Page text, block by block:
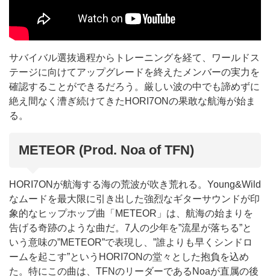
サバイバル選抜過程からトレーニングを経て、ワールドス
テージに向けてアップグレードを終えたメンバーの実力を
確認することができるだろう。厳しい波の中でも諦めずに
絶え間なく漕ぎ続けてきたHORI7ONの果敢な航海が始ま
る。
METEOR (Prod. Noa of TFN)
HORI7ONが航海する海の荒波が吹き荒れる。Young&Wild
なムードを最大限に引き出した強烈なギターサウンドが印
象的なヒップホップ曲「METEOR」は、航海の始まりを
告げる奇跡のような曲だ。7人の少年を”流星が落ちる”と
いう意味の”METEOR”で表現し、”誰よりも早くシンドロ
ームを起こす”というHORI7ONの堂々とした抱負を込め
た。特にこの曲は、TFNのリーダーであるNoaが直属の後